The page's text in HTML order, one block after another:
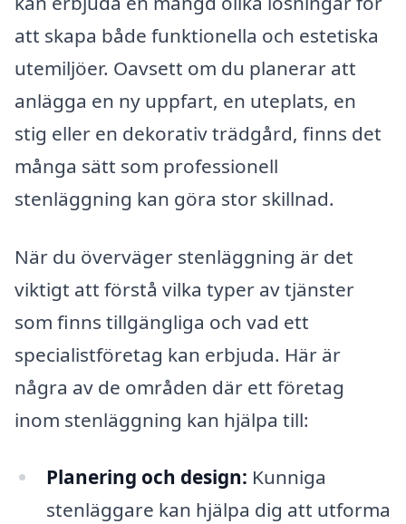
att skapa både funktionella och estetiska
utemiljöer. Oavsett om du planerar att
anlägga en ny uppfart, en uteplats, en
stig eller en dekorativ trädgård, finns det
många sätt som professionell
stenläggning kan göra stor skillnad.
När du överväger stenläggning är det
viktigt att förstå vilka typer av tjänster
som finns tillgängliga och vad ett
specialistföretag kan erbjuda. Här är
några av de områden där ett företag
inom stenläggning kan hjälpa till:
Planering och design: Kunniga
stenläggare kan hjälpa dig att utforma